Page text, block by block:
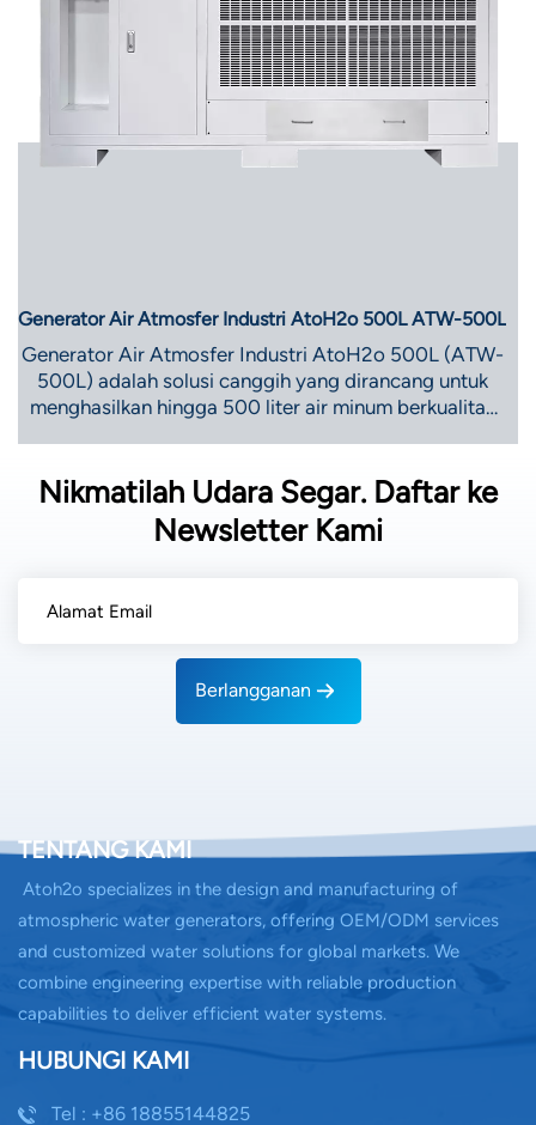
Generator Air Atmosfer Industri AtoH2o 500L ATW-500L
Generator Air Atmosfer Industri AtoH2o 500L (ATW-
500L) adalah solusi canggih yang dirancang untuk
menghasilkan hingga 500 liter air minum berkualitas
berskala besar, pabrik manufaktur, dan lokasi
konstruksi, yang sangat membutuhkan sumber air
yang andal.
Nikmatilah Udara Segar. Daftar ke
Newsletter Kami
Berlangganan
TENTANG KAMI
Atoh2o specializes in the design and manufacturing of
atmospheric water generators, offering OEM/ODM services
and customized water solutions for global markets. We
combine engineering expertise with reliable production
capabilities to deliver efficient water systems.
HUBUNGI KAMI
Tel : +86 18855144825